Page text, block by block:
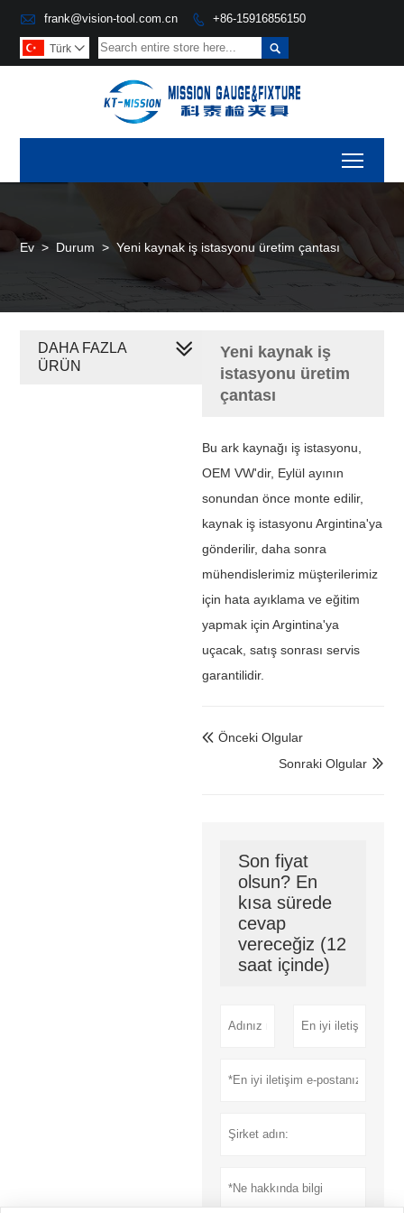
 frank@vision-tool.com.cn  +86-15916856150

Türk 
Ev > Durum > Yeni kaynak iş istasyonu üretim çantası
Yeni kaynak iş
istasyonu üretim
çantası
Bu ark kaynağı iş istasyonu,
OEM VW'dir, Eylül ayının
sonundan önce monte edilir,
kaynak iş istasyonu Argintina'ya
gönderilir, daha sonra
mühendislerimiz müşterilerimiz
için hata ayıklama ve eğitim
yapmak için Argintina'ya
uçacak, satış sonrası servis
garantilidir.
 Önceki Olgular

Sonraki Olgular
Son fiyat
olsun? En
kısa sürede
cevap
vereceğiz (12
saat içinde)
DAHA FAZLA
ÜRÜN